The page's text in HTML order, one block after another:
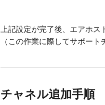
上記設定が完了後、エアホス
（この作業に際してサポート
チャネル追加手順